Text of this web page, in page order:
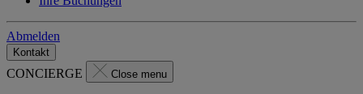
Abmelden
Kontakt
CONCIERGE Close menu